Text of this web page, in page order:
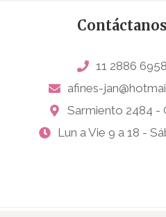
Contáctanos
11 2886 6958
afines-
Sarmiento 2484 -
Lun a Vie 9 a 18 -